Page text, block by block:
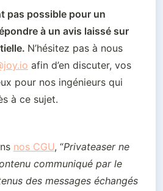
pas possible pour un
à un avis laissé sur
N’hésitez pas à nous
afin d’en discuter, vos
pour nos ingénieurs qui
à ce sujet.
nos CGU, “Privateaser ne
communiqué par le
des messages échangés